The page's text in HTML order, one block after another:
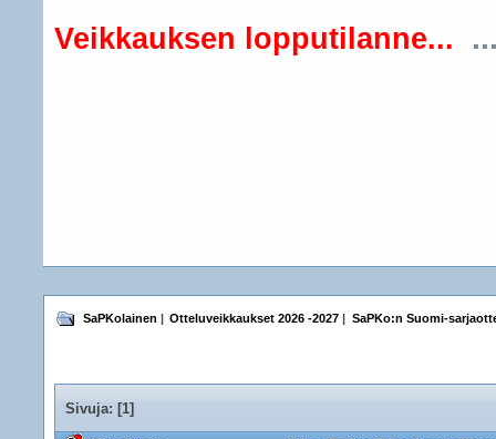
Veikkauksen lopputilanne...
SaPKolainen | Otteluveikkaukset 2026 -2027 | SaPKo:n Suomi-
Sivuja: [1]